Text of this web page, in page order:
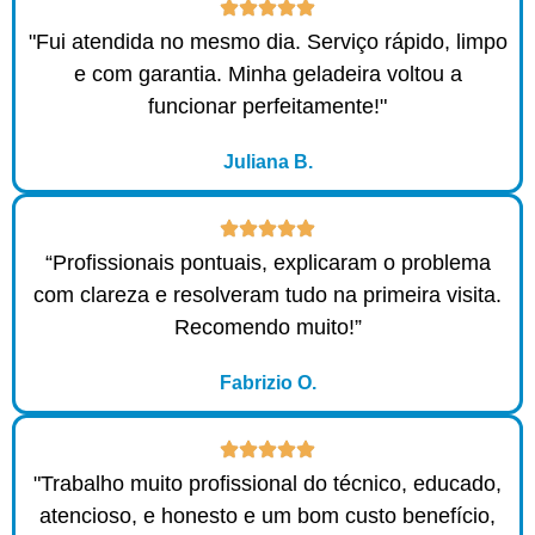
"Fui atendida no mesmo dia. Serviço rápido, limpo
e com garantia. Minha geladeira voltou a
funcionar perfeitamente!"
Juliana B.
“Profissionais pontuais, explicaram o problema
com clareza e resolveram tudo na primeira visita.
Recomendo muito!”
Fabrizio O.
"Trabalho muito profissional do técnico, educado,
atencioso, e honesto e um bom custo benefício,